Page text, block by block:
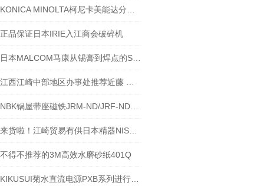
正品保证日本IRIE入江商会破碎机
不得不推荐的3M高效水磨砂纸401Q